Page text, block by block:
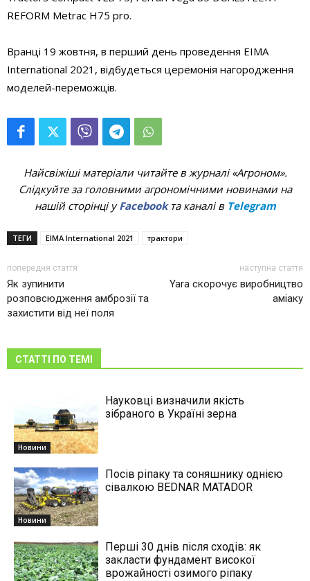
REFORM Metrac H75 pro.
Вранці 19 жовтня, в перший день проведення EIMA
International 2021, відбудеться церемонія нагородження
моделей-переможців.
Найсвіжіші матеріали читайте в журналі «Агроном».
Слідкуйте за головними агрономічними новинами на
нашій сторінці уFacebookта каналі в Telegram
ТЕГИ EIMA International 2021 трактори
попередня стаття
Як зупинити
розповсюдження амброзії та
захистити від неї поля
наступна стаття
Yara скорочує виробництво
аміаку
СТАТТІ ПО ТЕМІ
Новини
Науковці визначили якість
зібраного в Україні зерна
Новини
Посів ріпаку та соняшнику однією
сівалкою BEDNAR MATADOR
Перші 30 днів після сходів: як
закласти фундамент високої
врожайності озимого ріпаку